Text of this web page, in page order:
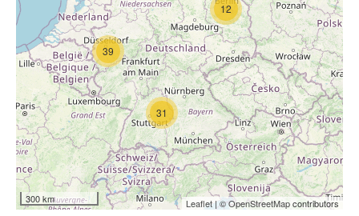
12
31
39
300 km Leaflet | ©OpenStreetMapcontributors